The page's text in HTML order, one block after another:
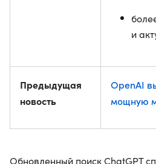
и
Предыдущая
новость
OpenAI
мощную
Обновленный поиск ChatGPT